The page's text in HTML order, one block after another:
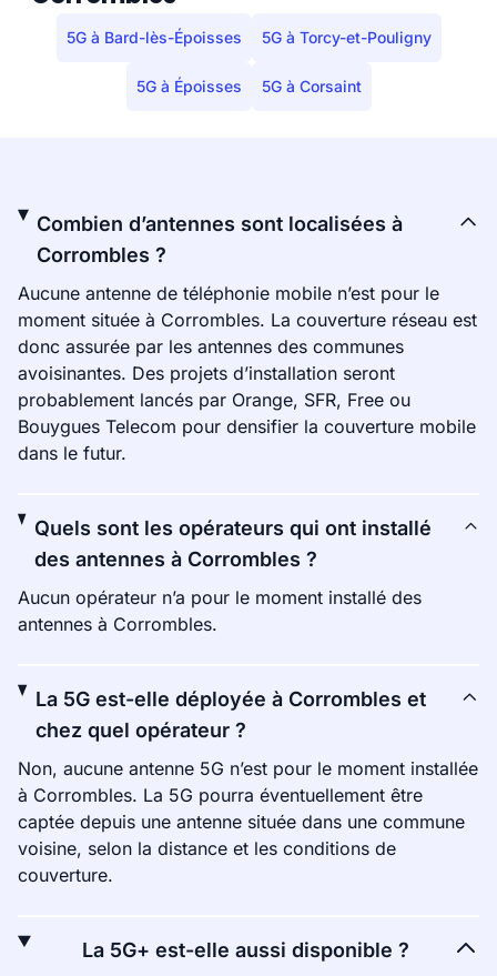
5G à Bard-lès-Époisses 5G à Torcy-et-Pouligny
5G à Époisses 5G à Corsaint
Combien d’antennes sont localisées à
Corrombles ?
Aucune antenne de téléphonie mobile n’est pour le
moment située à Corrombles. La couverture réseau est
donc assurée par les antennes des communes
avoisinantes. Des projets d’installation seront
probablement lancés par Orange, SFR, Free ou
Bouygues Telecom pour densifier la couverture mobile
dans le futur.
Quels sont les opérateurs qui ont installé
des antennes à Corrombles ?
Aucun opérateur n’a pour le moment installé des
antennes à Corrombles.
La 5G est-elle déployée à Corrombles et
chez quel opérateur ?
Non, aucune antenne 5G n’est pour le moment installée
à Corrombles. La 5G pourra éventuellement être
captée depuis une antenne située dans une commune
voisine, selon la distance et les conditions de
couverture.
La 5G+ est-elle aussi disponible ?